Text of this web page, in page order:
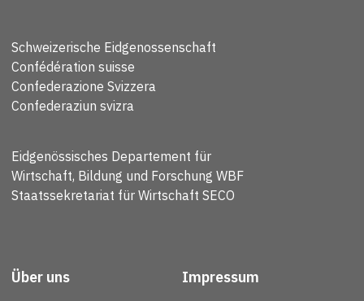
Schweizerische Eidgenossenschaft
Confédération suisse
Confederazione Svizzera
Confederaziun svizra
Eidgenössisches Departement für
Wirtschaft, Bildung und Forschung WBF
Staatssekretariat für Wirtschaft SECO
Über uns
Impressum